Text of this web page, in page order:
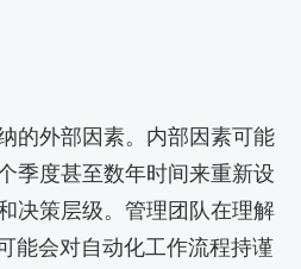
的外部因素。内部因素可能
季度甚至数年时间来重新设
决策层级。管理团队在理解
能会对自动化工作流程持谨